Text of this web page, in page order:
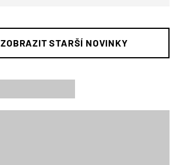
ZOBRAZIT STARŠÍ NOVINKY